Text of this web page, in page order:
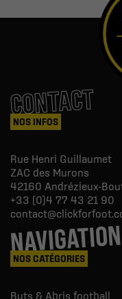
CONTACT
NOS INFOS
Rue Henri Guillaumet
ZAC des Murons
42160 Andrézieux-
+33 (0)4 77 43 21 90
NAVIGATION
NOS CATÉGORIES
Buts & Abris football